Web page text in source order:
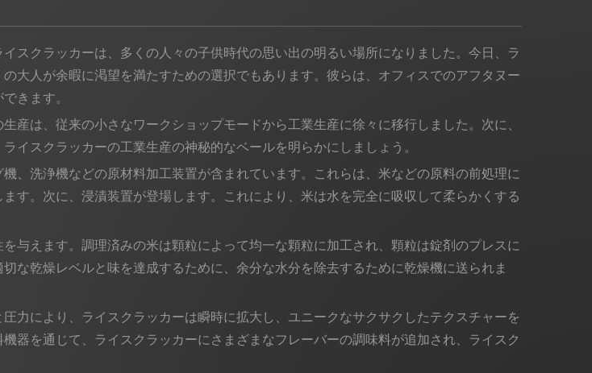
スクラッカーは、多くの人々の子供時代の思い出の明るい場所になりました。今日、ラ
大人が余暇に渇望を満たすための選択でもあります。彼らは、オフィスでのアフタヌー
きます。
産は、従来の小さなワークショップモードから工業生産に徐々に移行しました。次に、
イスクラッカーの工業生産の神秘的なベールを明らかにしましょう。
、洗浄機などの原材料加工装置が含まれています。これらは、米などの原料の前処理に
す。次に、浸漬装置が登場します。これにより、米は水を完全に吸収して柔らかくする
与えます。調理済みの米は顆粒によって均一な顆粒に加工され、顆粒は錠剤のプレスに
な乾燥レベルと味を達成するために、余分な水分を除去するために乾燥機に送られま
力により、ライスクラッカーは瞬時に拡大し、ユニークなサクサクしたテクスチャーを
器を通じて、ライスクラッカーにさまざまなフレーバーの調味料が追加され、ライスク